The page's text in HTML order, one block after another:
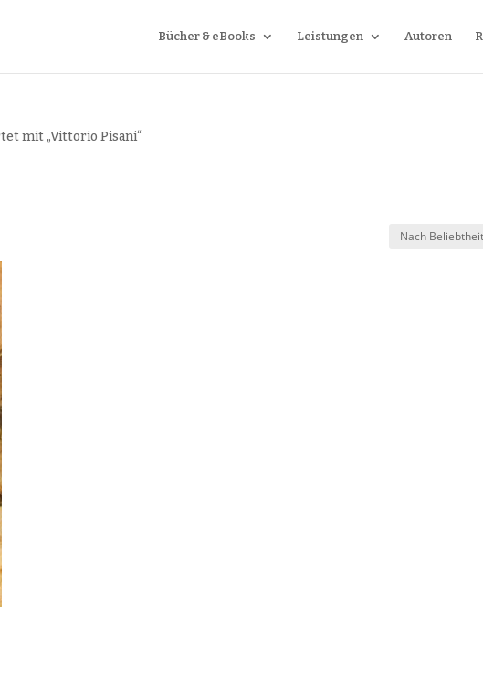
Bücher & eBooks Leistungen Autoren
mit „Vittorio Pisani“